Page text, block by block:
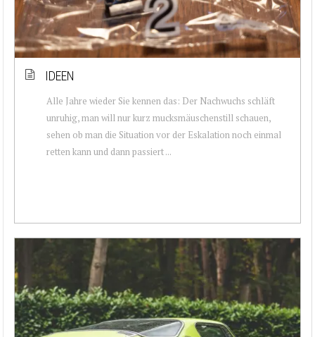
IDEEN
Alle Jahre wieder Sie kennen das: Der Nachwuchs schläft
unruhig, man will nur kurz mucksmäuschenstill schauen,
sehen ob man die Situation vor der Eskalation noch einmal
retten kann und dann passiert ...